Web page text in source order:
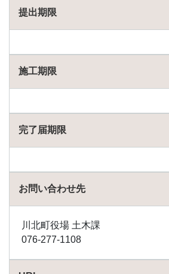
提出期限
施工期限
完了届期限
お問い合わせ先
川北町役場 土木課
076-277-1108